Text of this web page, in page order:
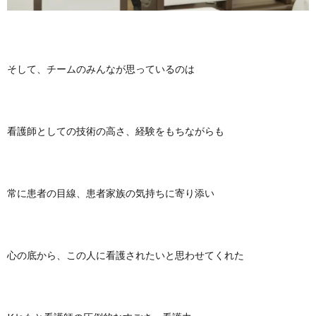
そして、チームのみんなが思っているのは
看護師としての技術の高さ、経験をもちながらも
常に患者の目線、患者家族の気持ちに寄り添い
心の底から、この人に看護されたいと思わせてくれた